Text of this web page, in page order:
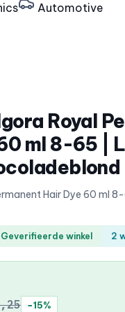
Automotive
Royal
ml 8-65 |
Hair Dye 60 ml
Geverifieerde winkel 2
−15%